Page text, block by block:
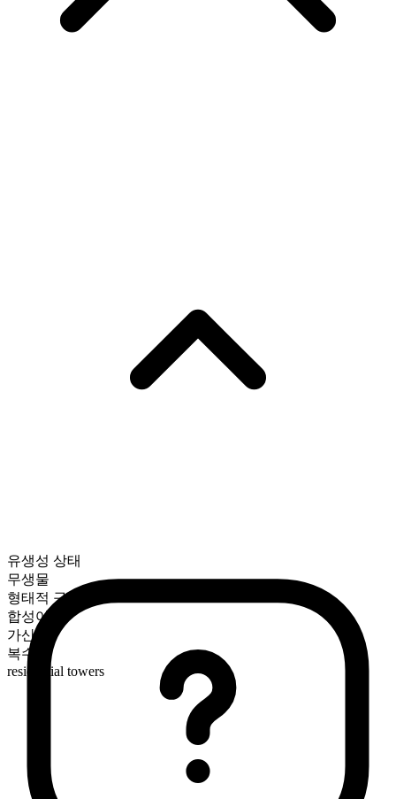
유생성 상태
무생물
형태적 구성
합성어
가산
복수형
residential towers